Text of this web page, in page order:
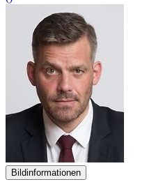
Bildinformationen